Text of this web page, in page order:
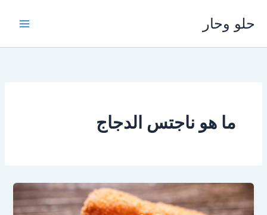
المحتوى
حلو وحار
ما هو ناجتس الدجاج